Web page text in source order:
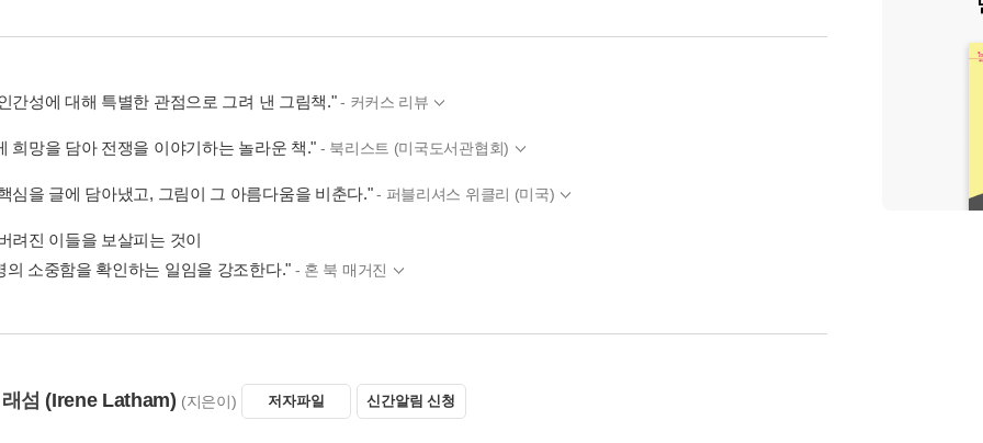
간성에 대해 특별한 관점으로 그려 낸 그림책."- 커커스 리뷰
희망을 담아 전쟁을 이야기하는 놀라운 책." - 북리스트 (미국도서관협회)
심을 글에 담아냈고, 그림이 그 아름다움을 비춘다."- 퍼블리셔스 위클리 (미국)
려진 이들을 보살피는 것이
의 소중함을 확인하는 일임을 강조한다." - 혼 북 매거진
섬 (Irene Latham) (지은이) 저자파일 신간알림 신청